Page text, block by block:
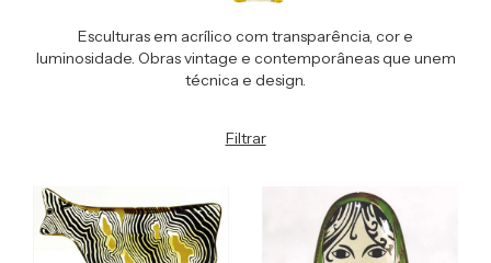
Esculturas em acrílico com transparência, cor e
luminosidade. Obras vintage e contemporâneas que unem
técnica e design.
Filtrar